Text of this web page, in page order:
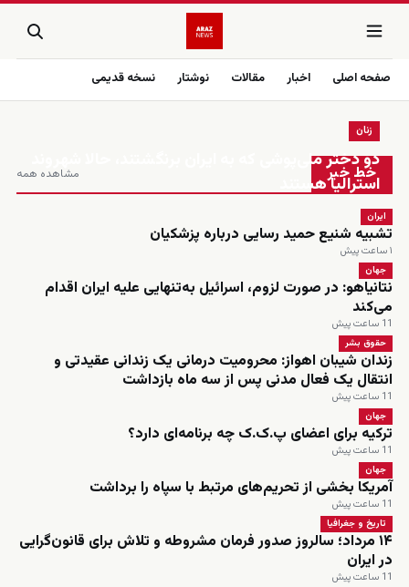
صفحه اصلی اخبار مقالات نوشتار نسخه قدیمی
زنده
خط خبر مشاهده همه
زنان
دو دختر ملی‌پوشی که به ایران برنگشتند، حالا شهروند
استرالیا هستند
ایران
تشبیه شنیع حمید رسایی درباره پزشکیان
۱ ساعت پیش
جهان
نتانیاهو: در صورت لزوم، اسرائیل به‌تنهایی علیه ایران اقدام
می‌کند
11 ساعت پیش
حقوق بشر
زندان شیبان اهواز: محرومیت درمانی یک زندانی عقیدتی و
انتقال یک فعال مدنی پس از سه ماه بازداشت
11 ساعت پیش
جهان
ترکیه برای اعضای پ.ک.ک چه برنامه‌ای دارد؟
11 ساعت پیش
جهان
آمریکا بخشی از تحریم‌های مرتبط با سپاه را برداشت
11 ساعت پیش
تاریخ و جغرافیا
۱۴ مرداد؛ سالروز صدور فرمان مشروطه و تلاش برای قانون‌گرایی
در ایران
11 ساعت پیش